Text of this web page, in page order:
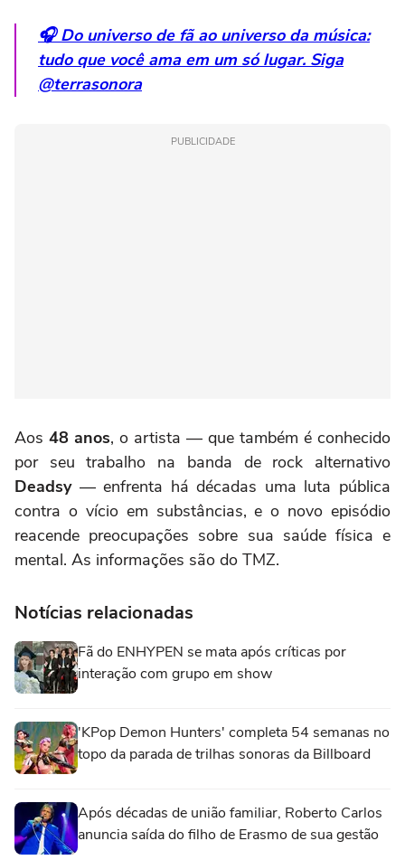
🎧 Do universo de fã ao universo da música:
tudo que você ama em um só lugar. Siga
@terrasonora
PUBLICIDADE
Aos 48 anos, o artista — que também é conhecido
por seu trabalho na banda de rock alternativo
Deadsy— enfrenta há décadas uma luta pública
contra o vício em substâncias, e o novo episódio
reacende preocupações sobre sua saúde física e
mental. As informações são do TMZ.
Notícias relacionadas
Fã do ENHYPEN se mata após críticas por
interação com grupo em show
'KPop Demon Hunters' completa 54 semanas no
topo da parada de trilhas sonoras da Billboard
Após décadas de união familiar, Roberto Carlos
anuncia saída do filho de Erasmo de sua gestão